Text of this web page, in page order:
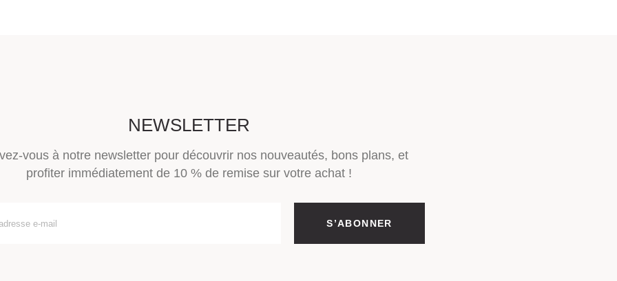
NEWSLETTER
vous à notre newsletter pour découvrir nos nouveautés, bons plans, et
profiter immédiatement de 10 % de remise sur votre achat !